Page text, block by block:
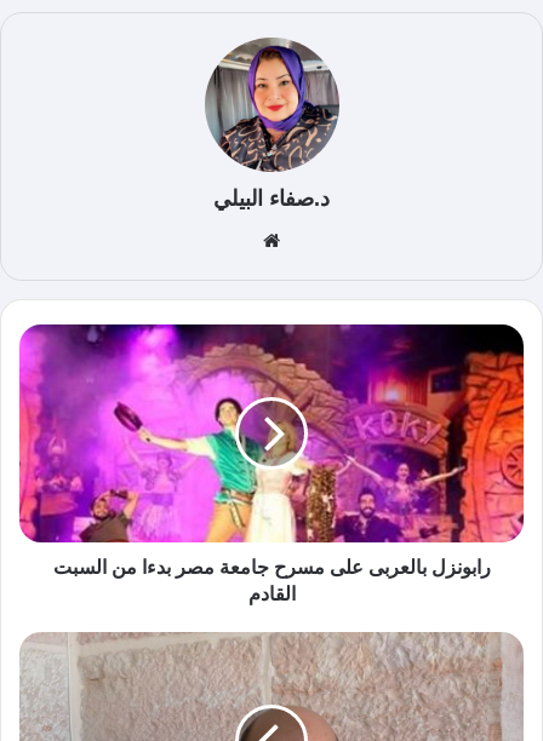
د.صفاء البيلي
الوي
ب
رابونزل بالعربى على مسرح جامعة مصر بدءا من السبت
القادم